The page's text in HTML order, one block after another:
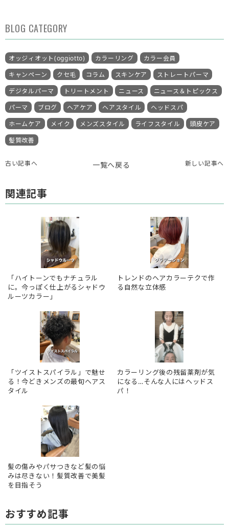
BLOG CATEGORY
オッジィオット(oggiotto) カラーリング
カラー会員
キャンペーン
クセ毛 コラム スキンケア
ストレートパーマ
デジタルパーマ
トリートメント ニュース
ニュース＆トピックス
パーマ
ブログ ヘアケア ヘアスタイル
ヘッドスパ
ホームケア
メイク メンズスタイル ライフスタイル
頭皮ケア
髪質改善
古い記事へ 一覧へ戻る 新しい記事へ
関連記事
「ハイトーンでもナチュラル
に。今っぽく仕上がるシャドウ
ルーツカラー」
トレンドのヘアカラーテクで作
る自然な立体感
「ツイストスパイラル」で魅せ
る！今どきメンズの最旬ヘアス
タイル
カラーリング後の残留薬剤が気
になる…そんな人にはヘッドス
パ！
髪の傷みやパサつきなど髪の悩
みは尽きない！髪質改善で美髪
を目指そう
おすすめ記事